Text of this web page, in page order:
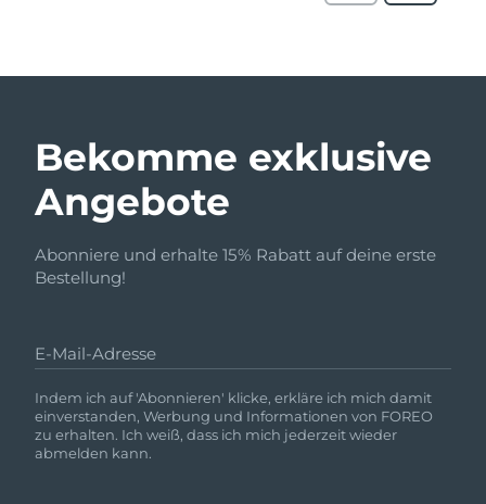
Bekomme exklusive
Angebote
Abonniere und erhalte 15% Rabatt auf deine erste
Bestellung!
E-Mail-Adresse
Indem ich auf 'Abonnieren' klicke, erkläre ich mich damit
einverstanden, Werbung und Informationen von FOREO
zu erhalten. Ich weiß, dass ich mich jederzeit wieder
abmelden kann.